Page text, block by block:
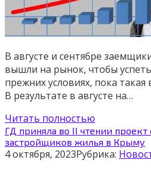
В августе и сентябре
вышли на рынок, чтобы
прежних условиях, пока
В результате в августе на…
Читать полностью
ГД приняла во II чтении
застройщиков жилья в Крыму
4 октября, 2023Рубрика: